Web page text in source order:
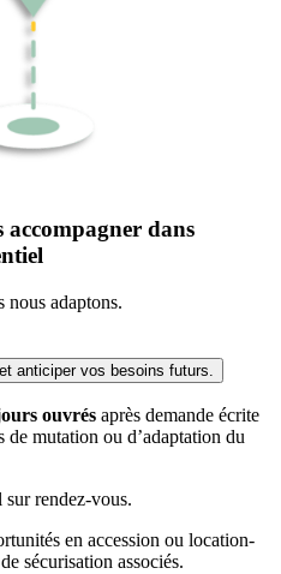
accompagner dans
nous adaptons.
anticiper vos besoins futurs.
ouvrés après demande écrite
de mutation ou d’adaptation du
rendez-vous.
en accession ou location-
sécurisation associés.